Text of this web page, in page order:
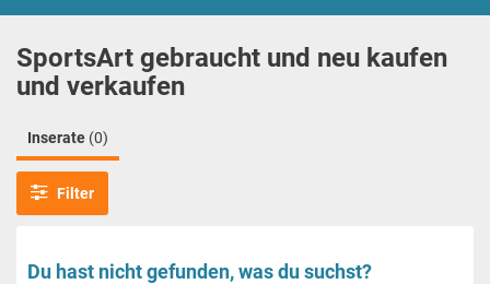
SportsArt gebraucht und neu kaufen
und verkaufen
Inserate (0)
Filter
Du hast nicht gefunden, was du suchst?